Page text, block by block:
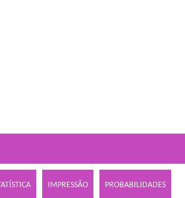
IMPRESSÃO PROBABILIDADES